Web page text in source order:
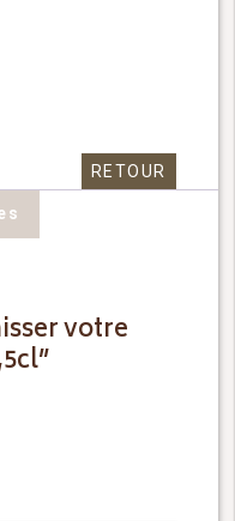
RETOUR
votre